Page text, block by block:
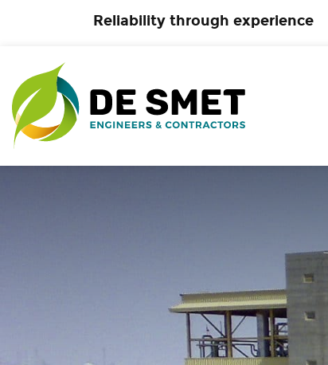
Reliability through experience